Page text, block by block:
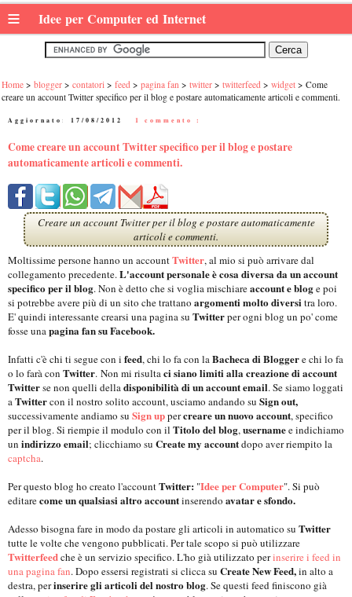
≡ Idee per Computer ed Internet
Home blogger contatori feed pagina fan twitter twitterfeed widget
Come
creare un account Twitter specifico per il blog e postare automaticamente articoli e commenti.
Aggiornato: 17/08/2012 1 commento :
Come creare un account Twitter specifico per il blog e postare
automaticamente articoli e commenti.
Creare un account Twitter per il blog e postare automaticamente
articoli e commenti.
Moltissime persone hanno un accountTwitter, al mio si può arrivare dal
collegamento precedente.L'account personale è cosa diversa da un account
specifico per il blog. Non è detto che si voglia mischiareaccount e bloge poi
si potrebbe avere più di un sito che trattano argomenti molto diversitra loro.
E' quindi interessante crearsi una pagina su Twitterper ogni blog un po' come
fosse unapagina fan su Facebook.
Infatti c'è chi ti segue con i feed, chi lo fa con laBacheca di Bloggere chi lo fa
o lo farà con Twitter. Non mi risultaci siano limiti alla creazione di account
Twitterse non quelli delladisponibilità di un account email. Se siamo loggati
aTwittercon il nostro solito account, usciamo andando su Sign out,
successivamente andiamo su Sign uppercreare un nuovo account, specifico
per il blog. Si riempie il modulo con il Titolo del blog,usernamee indichiamo
un indirizzo email; clicchiamo su Create my accountdopo aver riempito la
captcha.
Per questo blog ho creato l'accountTwitter: "Idee per Computer". Si può
editarecome un qualsiasi altro accountinserendo avatar e sfondo.
Adesso bisogna fare in modo da postare gli articoli in automatico su Twitter
tutte le volte che vengono pubblicati. Per tale scopo si può utilizzare
Twitterfeedche è un servizio specifico. L'ho già utilizzato perinserire i feed in
una pagina fan. Dopo essersi registrati si clicca su Create New Feed,in alto a
destra, perinserire gli articoli del nostro blog. Se questi feed finiscono già